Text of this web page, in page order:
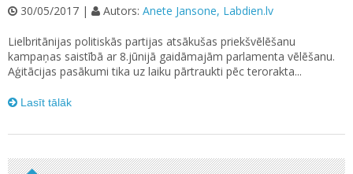
30/05/2017 | Autors: Anete Jansone, Labdien.lv
Lielbritānijas politiskās partijas atsākušas priekšvēlēšanu
kampaņas saistībā ar 8.jūnijā gaidāmajām parlamenta vēlēšanu.
Aģitācijas pasākumi tika uz laiku pārtraukti pēc terorakta...
Lasīt tālāk